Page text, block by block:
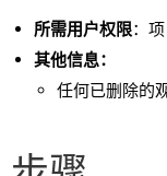
所需用户权限：
其他信息：
任何已删除的